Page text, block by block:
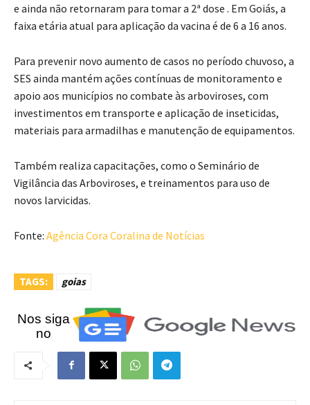
e ainda não retornaram para tomar a 2ª dose . Em Goiás, a
faixa etária atual para aplicação da vacina é de 6 a 16 anos.
Para prevenir novo aumento de casos no período chuvoso, a
SES ainda mantém ações contínuas de monitoramento e
apoio aos municípios no combate às arboviroses, com
investimentos em transporte e aplicação de inseticidas,
materiais para armadilhas e manutenção de equipamentos.
Também realiza capacitações, como o Seminário de
Vigilância das Arboviroses, e treinamentos para uso de
novos larvicidas.
Fonte: Agência Cora Coralina de Notícias
TAGS: goias
Nos siga
no